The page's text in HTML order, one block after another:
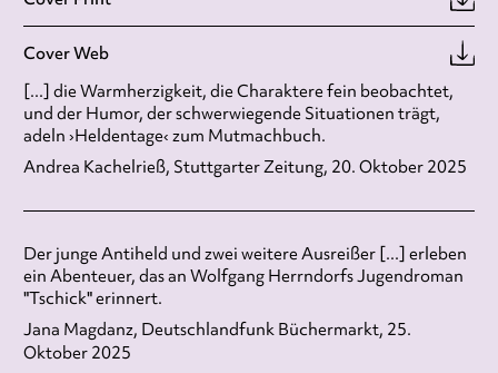
Cover Web
[...] die Warmherzigkeit, die Charaktere fein beobachtet,
und der Humor, der schwerwiegende Situationen trägt,
adeln ›Heldentage‹ zum Mutmachbuch.
Andrea Kachelrieß, Stuttgarter Zeitung, 20. Oktober 2025
Der junge Antiheld und zwei weitere Ausreißer [...] erleben
ein Abenteuer, das an Wolfgang Herrndorfs Jugendroman
"Tschick" erinnert.
Jana Magdanz, Deutschlandfunk Büchermarkt, 25.
Oktober 2025